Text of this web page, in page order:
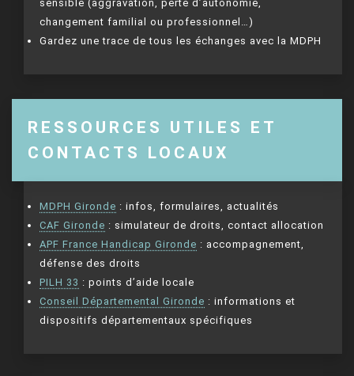
sensible (aggravation, perte d’autonomie,
changement familial ou professionnel…)
Gardez une trace de tous les échanges avec la MDPH
RESSOURCES UTILES ET
CONTACTS LOCAUX
MDPH Gironde : infos, formulaires, actualités
CAF Gironde : simulateur de droits, contact allocation
APF France Handicap Gironde : accompagnement,
défense des droits
PILH 33 : points d’aide locale
Conseil Départemental Gironde : informations et
dispositifs départementaux spécifiques